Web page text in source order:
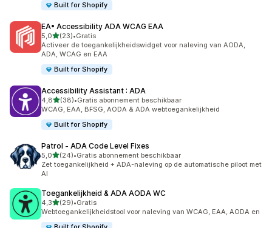
Built for Shopify
EA• Accessibility ADA WCAG EAA
5,0van 5 sterren
(23)
23 recensies in totaal
•Gratis
Activeer de toegankelijkheidswidget voor naleving van AODA,
ADA, WCAG en EAA
Built for Shopify
Accessibility Assistant : ADA
4,8van 5 sterren
(38)
38 recensies in totaal
•Gratis abonnement beschikbaar
WCAG, EAA, BFSG, AODA & ADA webtoegankelijkheid
Built for Shopify
Patrol ‑ ADA Code Level Fixes
5,0van 5 sterren
(24)
24 recensies in totaal
•Gratis abonnement beschikbaar
Zet toegankelijkheid + ADA-naleving op de automatische piloot met
AI
Toegankelijkheid & ADA AODA WC
4,3van 5 sterren
(29)
29 recensies in totaal
•Gratis
Webtoegankelijkheidstool voor naleving van WCAG, EAA, AODA en